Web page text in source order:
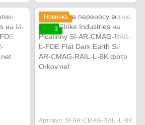
Новинка
3
Артикул: SI-AR-CMAG-RAIL-L-BK